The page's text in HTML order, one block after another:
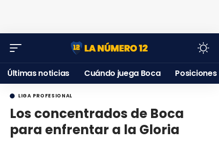
Últimas noticias Cuándo juega Boca Posiciones
LIGA PROFESIONAL
Los concentrados de Boca
para enfrentar a la Gloria